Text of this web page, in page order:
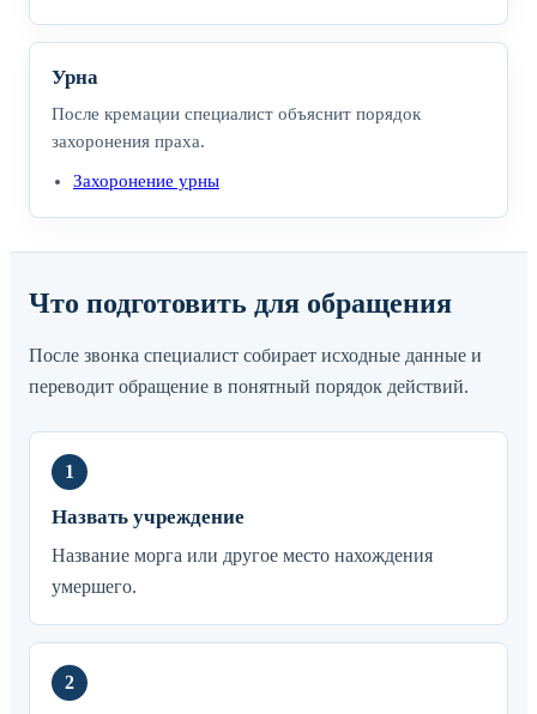
Урна
После кремации специалист объяснит порядок
захоронения праха.
Захоронение урны
Что подготовить для обращения
После звонка специалист собирает исходные данные и
переводит обращение в понятный порядок действий.
Назвать учреждение
Название морга или другое место нахождения
умершего.